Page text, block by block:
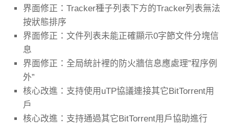
界面修正：Tracker種子列表下方的Tracker列表無法
按狀態排序
界面修正：文件列表未能正確顯示0字節文件分塊信
息
界面修正：全局統計裡的防火牆信息應處理”程序例
外”
核心改進：支持使用uTP協議連接其它BitTorrent用
戶
核心改進：支持通過其它BitTorrent用戶協助進行